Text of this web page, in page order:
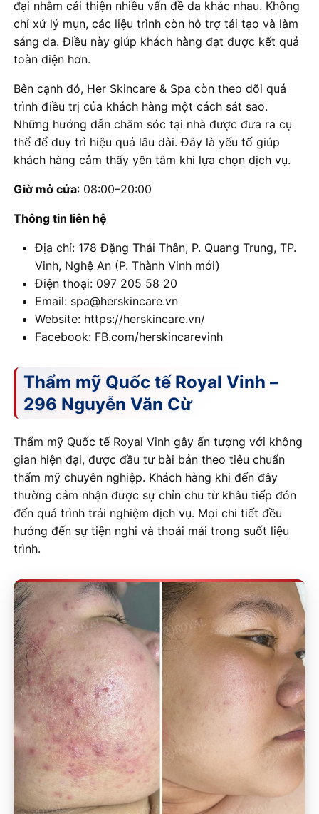
đại nhằm cải thiện nhiều vấn đề da khác nhau. Không
chỉ xử lý mụn, các liệu trình còn hỗ trợ tái tạo và làm
sáng da. Điều này giúp khách hàng đạt được kết quả
toàn diện hơn.
Bên cạnh đó, Her Skincare & Spa còn theo dõi quá
trình điều trị của khách hàng một cách sát sao.
Những hướng dẫn chăm sóc tại nhà được đưa ra cụ
thể để duy trì hiệu quả lâu dài. Đây là yếu tố giúp
khách hàng cảm thấy yên tâm khi lựa chọn dịch vụ.
Giờ mở cửa: 08:00–20:00
Thông tin liên hệ
Địa chỉ: 178 Đặng Thái Thân, P. Quang Trung, TP.
Vinh, Nghệ An (P. Thành Vinh mới)
Điện thoại: 097 205 58 20
Email: spa@herskincare.vn
Website: https://herskincare.vn/
Facebook: FB.com/herskincarevinh
Thẩm mỹ Quốc tế Royal Vinh –
296 Nguyễn Văn Cừ
Thẩm mỹ Quốc tế Royal Vinh gây ấn tượng với không
gian hiện đại, được đầu tư bài bản theo tiêu chuẩn
thẩm mỹ chuyên nghiệp. Khách hàng khi đến đây
thường cảm nhận được sự chỉn chu từ khâu tiếp đón
đến quá trình trải nghiệm dịch vụ. Mọi chi tiết đều
hướng đến sự tiện nghi và thoải mái trong suốt liệu
trình.